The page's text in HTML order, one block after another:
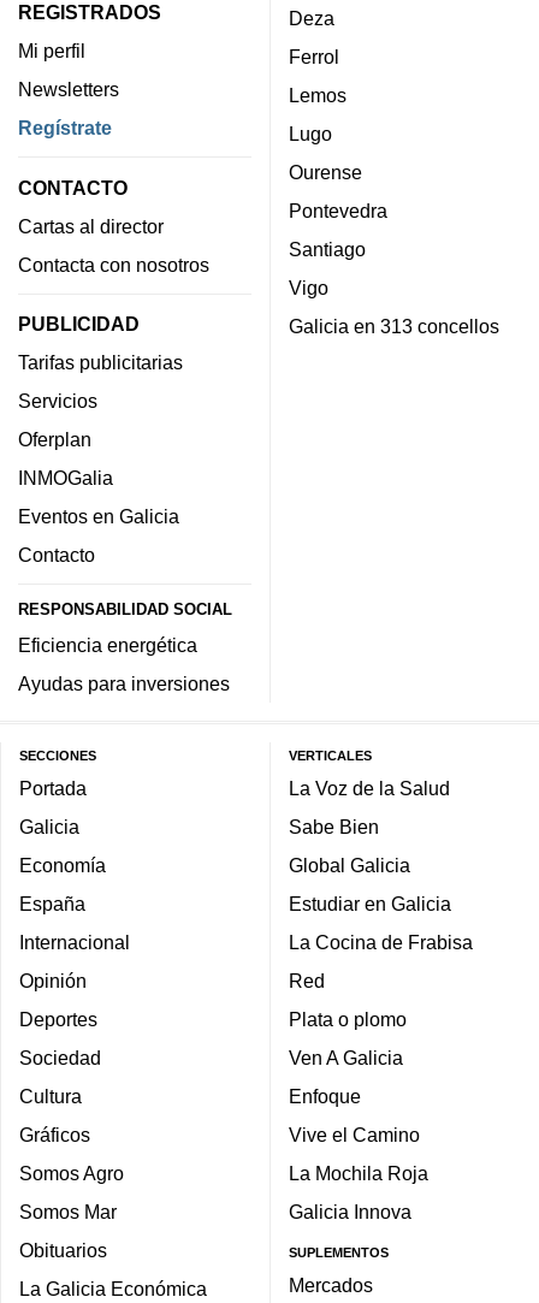
REGISTRADOS
Mi perfil
Newsletters
Regístrate
CONTACTO
Cartas al director
Contacta con nosotros
PUBLICIDAD
Tarifas publicitarias
Servicios
Oferplan
INMOGalia
Eventos en Galicia
Contacto
RESPONSABILIDAD SOCIAL
Eficiencia energética
Ayudas para inversiones
Deza
Ferrol
Lemos
Lugo
Ourense
Pontevedra
Santiago
Vigo
Galicia en 313 concellos
SECCIONES
Portada
Galicia
Economía
España
Internacional
Opinión
Deportes
Sociedad
Cultura
Gráficos
Somos Agro
Somos Mar
Obituarios
La Galicia Económica
VERTICALES
La Voz de la Salud
Sabe Bien
Global Galicia
Estudiar en Galicia
La Cocina de Frabisa
Red
Plata o plomo
Ven A Galicia
Enfoque
Vive el Camino
La Mochila Roja
Galicia Innova
SUPLEMENTOS
Mercados